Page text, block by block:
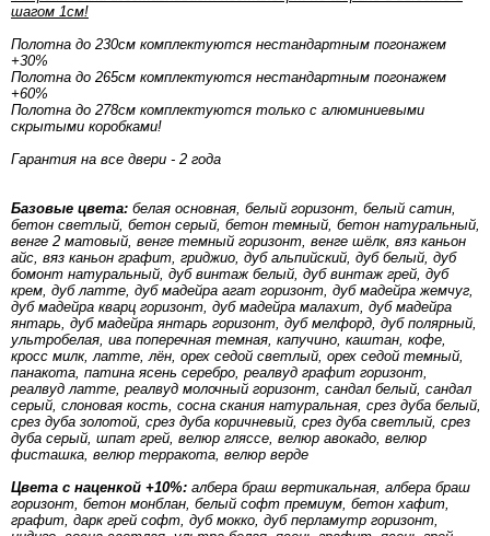
шагом 1см!
Полотна до 230см комплектуются нестандартным погонажем
+30%
Полотна до 265см комплектуются нестандартным погонажем
+60%
Полотна до 278см комплектуются только с алюминиевыми
скрытыми коробками!
Гарантия на все двери - 2 года
Базовые цвета: белая основная, белый горизонт, белый сатин,
бетон светлый, бетон серый, бетон темный, бетон натуральный,
венге 2 матовый, венге темный горизонт, венге шёлк, вяз каньон
айс, вяз каньон графит, гриджио, дуб альпийский, дуб белый, дуб
бомонт натуральный, дуб винтаж белый, дуб винтаж грей, дуб
крем, дуб латте, дуб мадейра агат горизонт, дуб мадейра жемчуг,
дуб мадейра кварц горизонт, дуб мадейра малахит, дуб мадейра
янтарь, дуб мадейра янтарь горизонт, дуб мелфорд, дуб полярный,
ультробелая, ива поперечная темная, капучино, каштан, кофе,
кросс милк, латте, лён, орех седой светлый, орех седой темный,
панакота, патина ясень серебро, реалвуд графит горизонт,
реалвуд латте, реалвуд молочный горизонт, сандал белый, сандал
серый, слоновая кость, сосна скания натуральная, срез дуба белый,
срез дуба золотой, срез дуба коричневый, срез дуба светлый, срез
дуба серый, шпат грей, велюр гляссе, велюр авокадо, велюр
фисташка, велюр терракота, велюр верде
Цвета с наценкой +10%: албера браш вертикальная, албера браш
горизонт, бетон монблан, белый софт премиум, бетон хафит,
графит, дарк грей софт, дуб мокко, дуб перламутр горизонт,